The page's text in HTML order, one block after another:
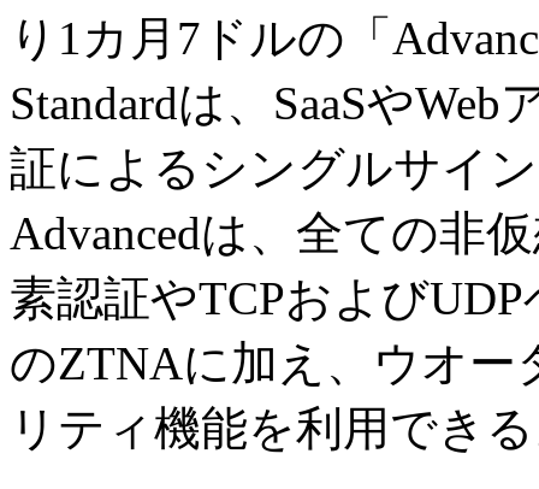
り1カ月7ドルの「
Standardは、SaaSや
証によるシングルサイ
Advancedは、全ての非
素認証やTCPおよび
のZTNAに加え、ウオ
リティ機能を利用でき